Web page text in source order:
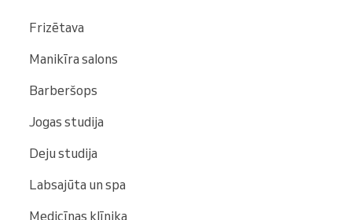
Frizētava
Manikīra salons
Barberšops
Jogas studija
Deju studija
Labsajūta un spa
Medicīnas klīnika